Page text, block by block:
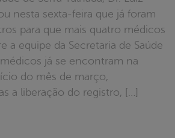
nesta sexta-feira que já foram
para que mais quatro médicos
a equipe da Secretaria de Saúde
já se encontram na
do mês de março,
a liberação do registro, […]